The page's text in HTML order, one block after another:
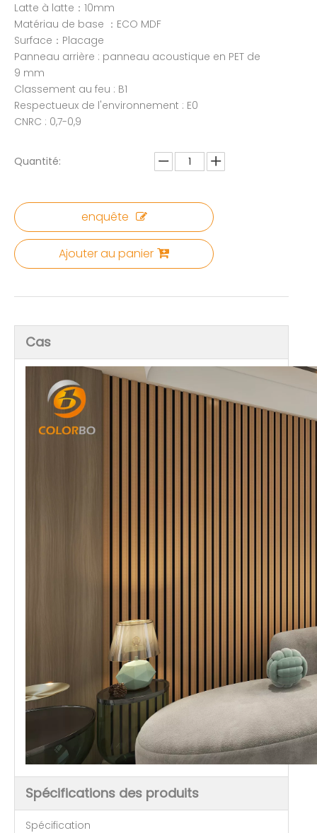
Latte à latte：10mm
Matériau de base ：ECO MDF
Surface：Placage
Panneau arrière : panneau acoustique en PET de
9 mm
Classement au feu : B1
Respectueux de l'environnement : E0
CNRC : 0,7-0,9
Quantité:
enquête
Ajouter au panier
Cas
Spécifications des produits
Spécification